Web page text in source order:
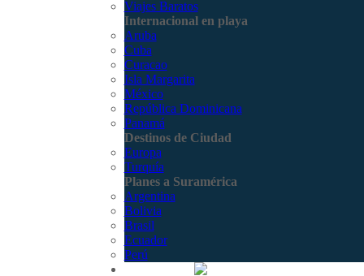
Viajes Baratos
Internacional en playa
Aruba
Cuba
Curacao
Isla Margarita
México
República Dominicana
Panamá
Destinos de Ciudad
Europa
Turquía
Planes a Suramérica
Argentina
Bolivia
Brasil
Ecuador
Perú